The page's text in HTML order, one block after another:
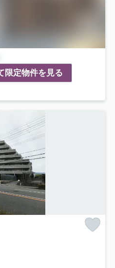
限定物件を見る